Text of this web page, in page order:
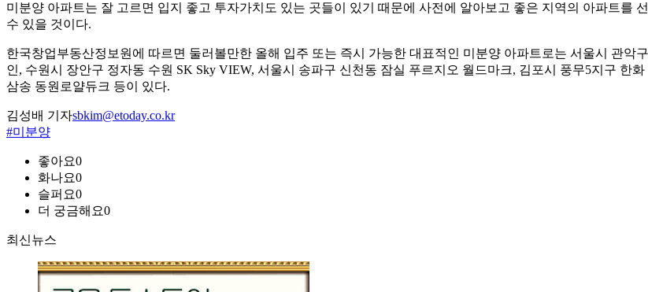
미분양 아파트는 잘 고르면 입지 좋고 투자가치도 있는 곳들이 있기 때문에 사전에 알아보고 좋은 지역의 아파트를
수 있을 것이다.
한국창업부동산정보원에 따르면 둘러볼만한 올해 입주 또는 즉시 가능한 대표적인 미분양 아파트로는 서울시 관악
인, 수원시 장안구 정자동 수원 SK Sky VIEW, 서울시 송파구 신천동 잠실 푸르지오 월드마크, 김포시 풍무5지구 한
삼송 동원로얄듀크 등이 있다.
김성배 기자sbkim@etoday.co.kr
#미분양
좋아요0
화나요0
슬퍼요0
더 궁금해요0
최신뉴스